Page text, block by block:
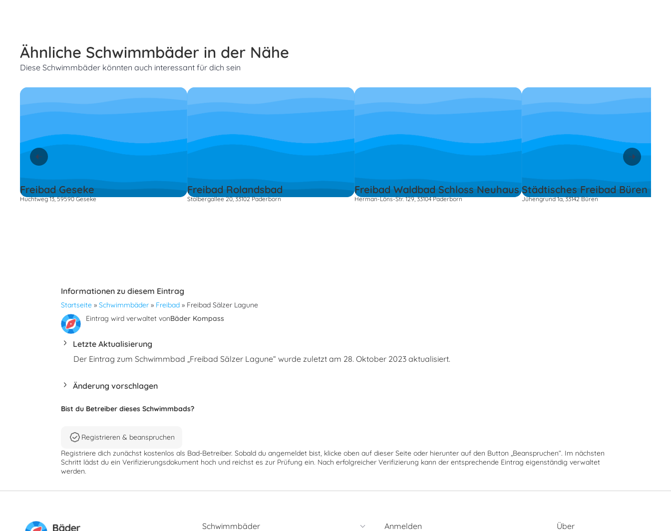
Ähnliche Schwimmbäder in der Nähe
Diese Schwimmbäder könnten auch interessant für dich sein
Freibad Geseke
Huchtweg 13, 59590 Geseke
Freibad Rolandsbad
Stolbergallee 20, 33102 Paderborn
Freibad Waldbad Schloss Neuhaus
Herman-Löns-Str. 129, 33104 Paderborn
Städtisches Freibad Büren
Jühengrund 1a, 33142 Büren
Informationen zu diesem Eintrag
Startseite » Schwimmbäder » Freibad » Freibad Sälzer Lagune
Eintrag wird verwaltet vonBäder Kompass
Letzte Aktualisierung
Der Eintrag zum Schwimmbad „Freibad Sälzer Lagune“ wurde zuletzt am 28. Oktober 2023 aktualisiert.
Änderung vorschlagen
Bist du Betreiber dieses Schwimmbads?
Registrieren & beanspruchen
Registriere dich zunächst kostenlos als Bad-Betreiber. Sobald du angemeldet bist, klicke oben auf dieser Seite oder hierunter auf den Button „Beanspruchen“. Im nächsten
Schritt lädst du ein Verifizierungsdokument hoch und reichst es zur Prüfung ein. Nach erfolgreicher Verifizierung kann der entsprechende Eintrag eigenständig verwaltet
werden.
Schwimmbäder Anmelden Über